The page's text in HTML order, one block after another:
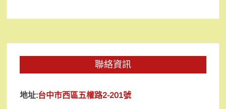
聯絡資訊
地址:台中市西區五權路2-201號